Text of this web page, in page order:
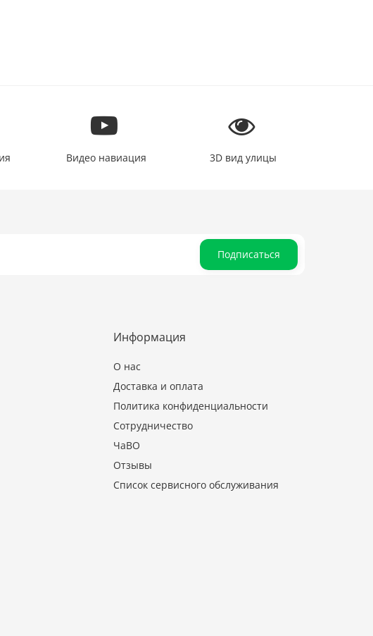
Видео навиация 3D вид улицы
Подписаться
Информация
О нас
Доставка и оплата
Политика конфиденциальности
Сотрудничество
ЧаВО
Отзывы
Список сервисного обслуживания